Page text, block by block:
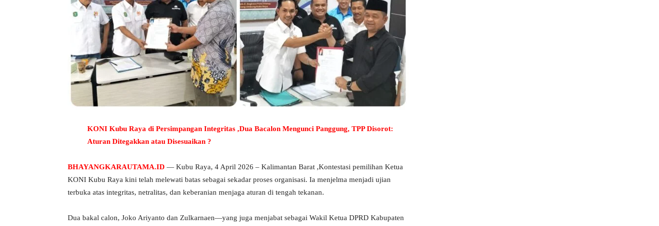
KONI Kubu Raya di Persimpangan Integritas ,Dua Bacalon Mengunci Panggung, TPP Disorot:
Aturan Ditegakkan atau Disesuaikan ?
BHAYANGKARAUTAMA.ID — Kubu Raya, 4 April 2026 – Kalimantan Barat ,Kontestasi pemilihan Ketua
KONI Kubu Raya kini telah melewati batas sebagai sekadar proses organisasi. Ia menjelma menjadi ujian
terbuka atas integritas, netralitas, dan keberanian menjaga aturan di tengah tekanan.
Dua bakal calon, Joko Ariyanto dan Zulkarnaen—yang juga menjabat sebagai Wakil Ketua DPRD Kabupaten